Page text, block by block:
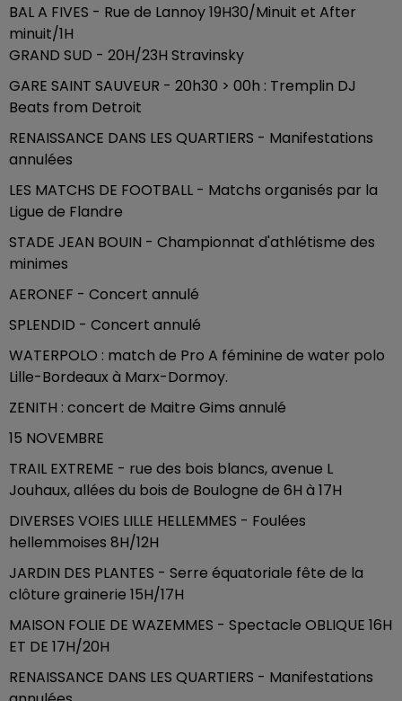
BAL A FIVES - Rue de Lannoy 19H30/Minuit et After
minuit/1H
GRAND SUD - 20H/23H Stravinsky
GARE SAINT SAUVEUR - 20h30 > 00h : Tremplin DJ
Beats from Detroit
RENAISSANCE DANS LES QUARTIERS - Manifestations
annulées
LES MATCHS DE FOOTBALL - Matchs organisés par la
Ligue de Flandre
STADE JEAN BOUIN - Championnat d'athlétisme des
minimes
AERONEF - Concert annulé
SPLENDID - Concert annulé
WATERPOLO : match de Pro A féminine de water polo
Lille-Bordeaux à Marx-Dormoy.
ZENITH : concert de Maitre Gims annulé
15 NOVEMBRE
TRAIL EXTREME - rue des bois blancs, avenue L
Jouhaux, allées du bois de Boulogne de 6H à 17H
DIVERSES VOIES LILLE HELLEMMES - Foulées
hellemmoises 8H/12H
JARDIN DES PLANTES - Serre équatoriale fête de la
clôture grainerie 15H/17H
MAISON FOLIE DE WAZEMMES - Spectacle OBLIQUE 16H
ET DE 17H/20H
RENAISSANCE DANS LES QUARTIERS - Manifestations